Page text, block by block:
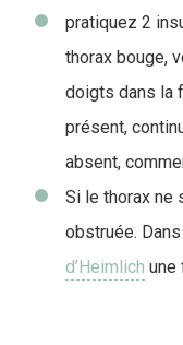
pratiquez 2
thorax bouge,
doigts dans la
présent,
absent,
Si le thorax ne
obstruée.
d’Heimlich une